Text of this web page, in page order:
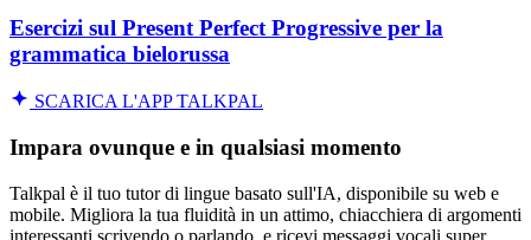
Esercizi sul Present Perfect Progressive per la
grammatica bielorussa
SCARICA L'APP TALKPAL
Impara ovunque e in qualsiasi momento
Talkpal è il tuo tutor di lingue basato sull'IA, disponibile su web e
mobile. Migliora la tua fluidità in un attimo, chiacchiera di argomenti
interessanti scrivendo o parlando, e ricevi messaggi vocali super